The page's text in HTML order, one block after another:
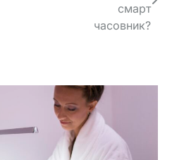
смарт
часовник?